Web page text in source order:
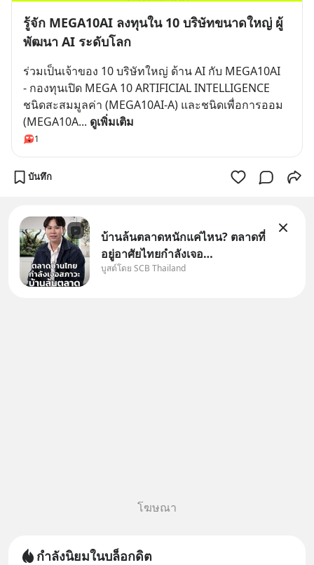
รู้จัก MEGA10AI ลงทุนใน 10 บริษัทขนาดใหญ่ ผู้
พัฒนา AI ระดับโลก
ร่วมเป็นเจ้าของ 10 บริษัทใหญ่ ด้าน AI กับ MEGA10AI
- กองทุนเปิด MEGA 10 ARTIFICIAL INTELLIGENCE
ชนิดสะสมมูลค่า (MEGA10AI-A) และชนิดเพื่อการออม
(MEGA10A... ดูเพิ่มเติม
1
บันทึก
บ้านล้นตลาดหนักแค่ไหน? ตลาดที่
อยู่อาศัยไทยกำลังเจอ
Oversupply หนักกว่าที่คิด และ
บูสต์โดย SCB Thailand
โฆษณา
กำลังนิยมในบล็อกดิต